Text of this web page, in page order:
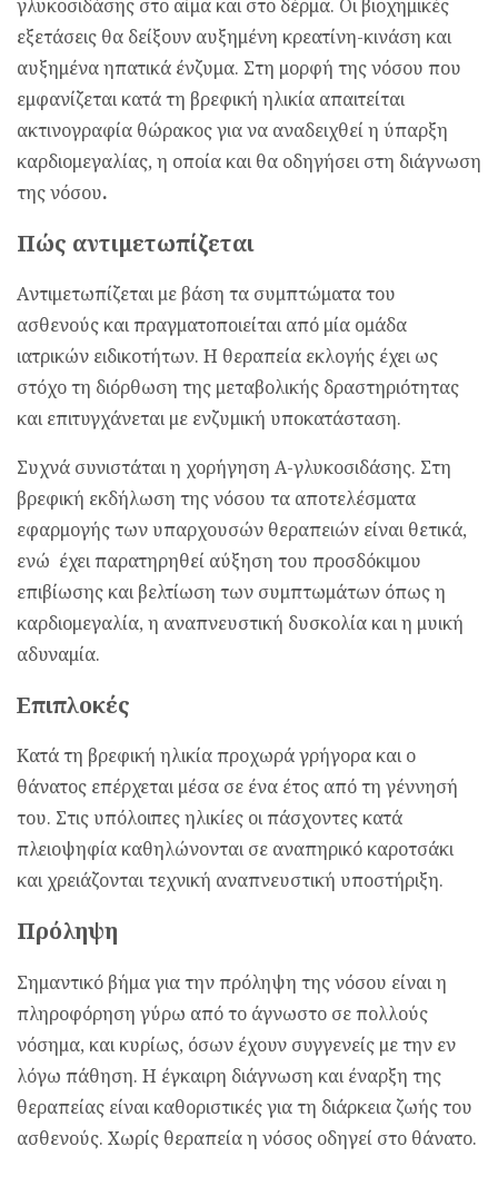
γλυκοσιδάσης στο αίμα και στο δέρμα. Οι βιοχημικές
εξετάσεις θα δείξουν αυξημένη κρεατίνη-κινάση και
αυξημένα ηπατικά ένζυμα. Στη μορφή της νόσου που
εμφανίζεται κατά τη βρεφική ηλικία απαιτείται
ακτινογραφία θώρακος για να αναδειχθεί η ύπαρξη
καρδιομεγαλίας, η οποία και θα οδηγήσει στη διάγνωση
της νόσου.
Πώς αντιμετωπίζεται
Aντιμετωπίζεται με βάση τα συμπτώματα του
ασθενούς και πραγματοποιείται από μία ομάδα
ιατρικών ειδικοτήτων. Η θεραπεία εκλογής έχει ως
στόχο τη διόρθωση της μεταβολικής δραστηριότητας
και επιτυγχάνεται με ενζυμική υποκατάσταση.
Συχνά συνιστάται η χορήγηση Α-γλυκοσιδάσης. Στη
βρεφική εκδήλωση της νόσου τα αποτελέσματα
εφαρμογής των υπαρχουσών θεραπειών είναι θετικά,
ενώ έχει παρατηρηθεί αύξηση του προσδόκιμου
επιβίωσης και βελτίωση των συμπτωμάτων όπως η
καρδιομεγαλία, η αναπνευστική δυσκολία και η μυική
αδυναμία.
Επιπλοκές
Kατά τη βρεφική ηλικία προχωρά γρήγορα και ο
θάνατος επέρχεται μέσα σε ένα έτος από τη γέννησή
του. Στις υπόλοιπες ηλικίες οι πάσχοντες κατά
πλειοψηφία καθηλώνονται σε αναπηρικό καροτσάκι
και χρειάζονται τεχνική αναπνευστική υποστήριξη.
Πρόληψη
Σημαντικό βήμα για την πρόληψη της νόσου είναι η
πληροφόρηση γύρω από το άγνωστο σε πολλούς
νόσημα, και κυρίως, όσων έχουν συγγενείς με την εν
λόγω πάθηση. Η έγκαιρη διάγνωση και έναρξη της
θεραπείας είναι καθοριστικές για τη διάρκεια ζωής του
ασθενούς. Χωρίς θεραπεία η νόσος οδηγεί στο θάνατο.